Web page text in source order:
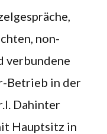
non-
verbundene
Betrieb in der
Dahinter
Hauptsitz in